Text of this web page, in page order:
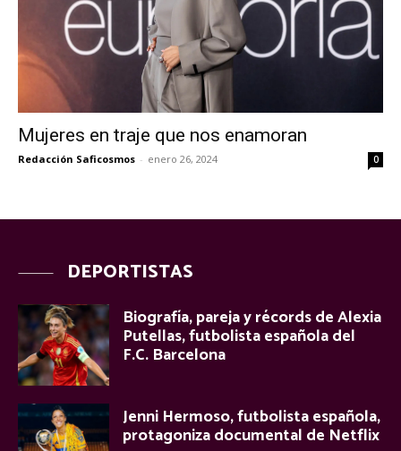
Mujeres en traje que nos enamoran
Redacción Saficosmos - enero 26, 2024 0
DEPORTISTAS
Biografía, pareja y récords de Alexia
Putellas, futbolista española del
F.C. Barcelona
Jenni Hermoso, futbolista española,
protagoniza documental de Netflix